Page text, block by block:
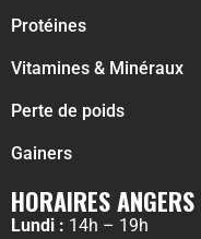
Protéines
Vitamines & Minéraux
Perte de poids
Gainers
HORAIRES ANGERS
Lundi : 14h – 19h